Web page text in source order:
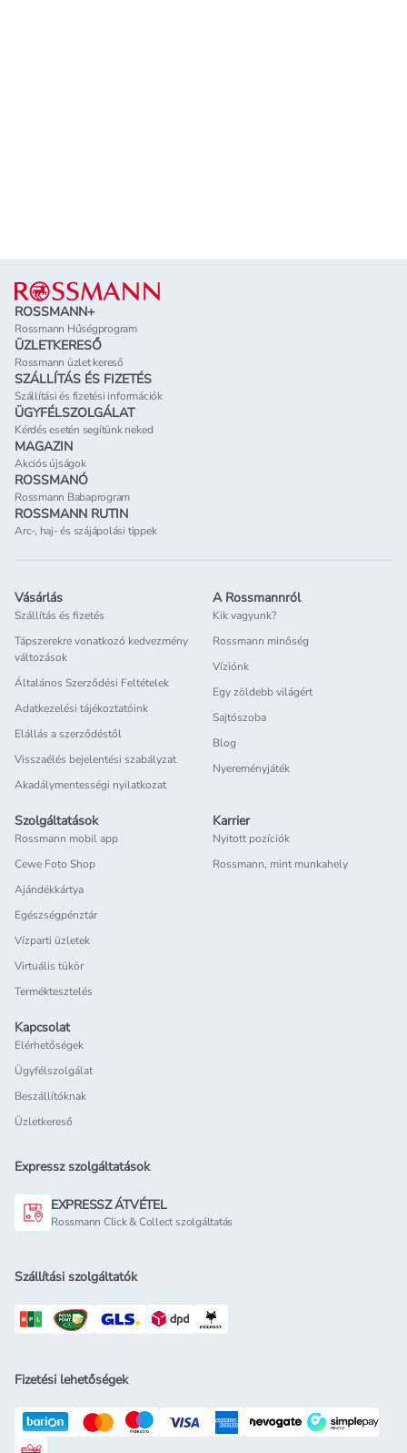
Lábléc
ROSSMANN+
Rossmann Hűségprogram
ÜZLETKERESŐ
Rossmann üzlet kereső
SZÁLLÍTÁS ÉS FIZETÉS
Szállítási és fizetési információk
ÜGYFÉLSZOLGÁLAT
Kérdés esetén segítünk neked
MAGAZIN
Akciós újságok
ROSSMANÓ
Rossmann Babaprogram
ROSSMANN RUTIN
Arc-, haj- és szájápolási tippek
Vásárlás
Szállítás és fizetés
Tápszerekre vonatkozó kedvezmény
változások
Általános Szerződési Feltételek
Adatkezelési tájékoztatóink
Elállás a szerződéstől
Visszaélés bejelentési szabályzat
Akadálymentességi nyilatkozat
A Rossmannról
Kik vagyunk?
Rossmann minőség
Víziónk
Egy zöldebb világért
Sajtószoba
Blog
Nyereményjáték
Szolgáltatások
Rossmann mobil app
Cewe Foto Shop
Ajándékkártya
Egészségpénztár
Vízparti üzletek
Virtuális tükör
Terméktesztelés
Karrier
Nyitott pozíciók
Rossmann, mint munkahely
Kapcsolat
Elérhetőségek
Ügyfélszolgálat
Beszállítóknak
Üzletkereső
Expressz szolgáltatások
EXPRESSZ ÁTVÉTEL
Rossmann Click & Collect szolgáltatás
Szállítási szolgáltatók
Fizetési lehetőségek